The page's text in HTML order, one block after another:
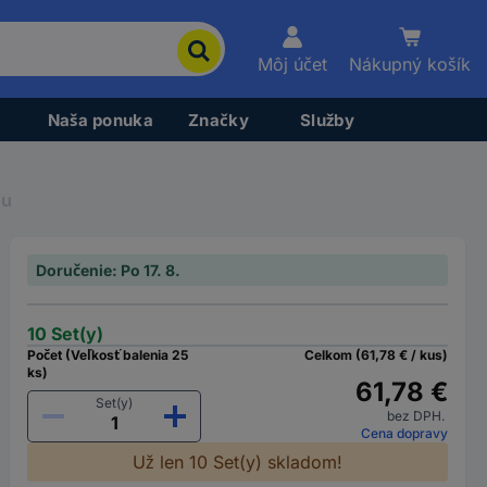
Môj účet Nákupný košík
Naša ponuka Značky Služby
Doručenie: Po 17. 8.
10 Set(y)
Počet (Veľkosť balenia 25
ks)
Set(y)
Celkom (61,78 € / kus)
61,78 €
bez DPH.
Cena dopravy
Už len 10 Set(y) skladom!